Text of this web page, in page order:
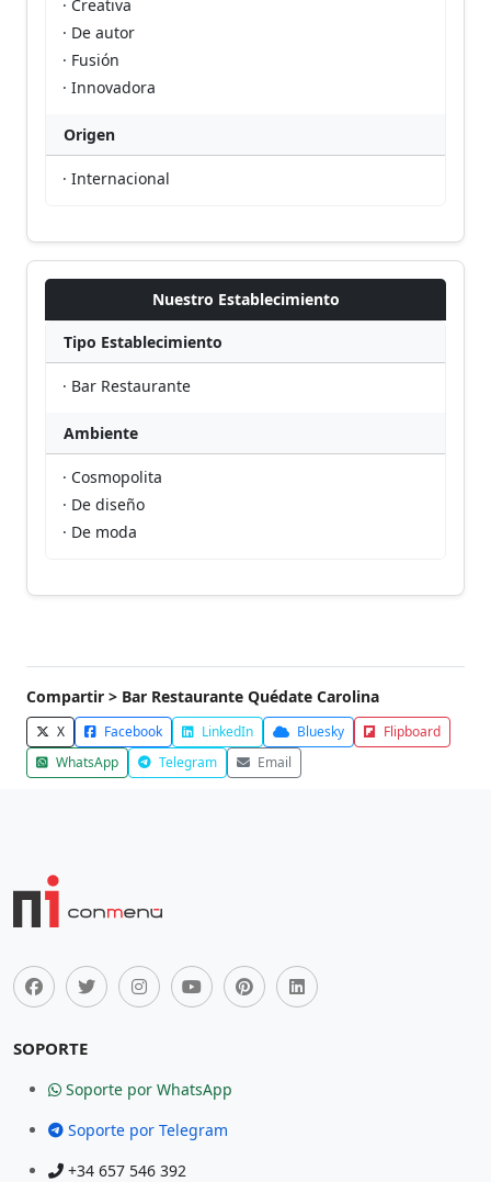
· Creativa
· De autor
· Fusión
· Innovadora
Origen
· Internacional
Nuestro Establecimiento
Tipo Establecimiento
· Bar Restaurante
Ambiente
· Cosmopolita
· De diseño
· De moda
Compartir > Bar Restaurante Quédate Carolina
X Facebook LinkedIn Bluesky
Flipboard
WhatsApp
Telegram Email
SOPORTE
Soporte por WhatsApp
Soporte por Telegram
+34 657 546 392